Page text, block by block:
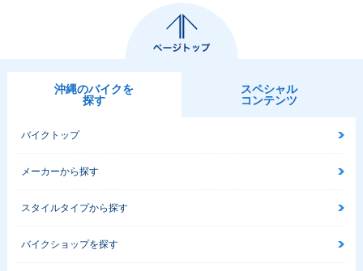
沖縄のバイクを
探す
スペシャル
コンテンツ
バイクトップ
メーカーから探す
スタイルタイプから探す
バイクショップを探す